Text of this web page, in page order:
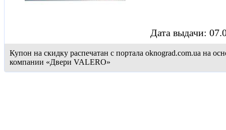
Дата выдачи:
Купон на скидку распечатан с портала oknograd.com.ua на
компании «Двери VALERO»